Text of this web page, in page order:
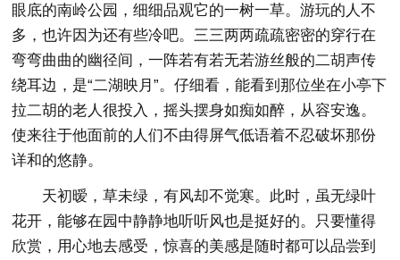
眼底的南岭公园，细细品观它的一树一草。游玩的人不
多，也许因为还有些冷吧。三三两两疏疏密密的穿行在
弯弯曲曲的幽径间，一阵若有若无若游丝般的二胡声传
绕耳边，是“二湖映月”。仔细看，能看到那位坐在小亭下
拉二胡的老人很投入，摇头摆身如痴如醉，从容安逸。
使来往于他面前的人们不由得屏气低语着不忍破坏那份
详和的悠静。
天初暧，草未绿，有风却不觉寒。此时，虽无绿叶
花开，能够在园中静静地听听风也是挺好的。只要懂得
欣赏，用心地去感受，惊喜的美感是随时都可以品尝到